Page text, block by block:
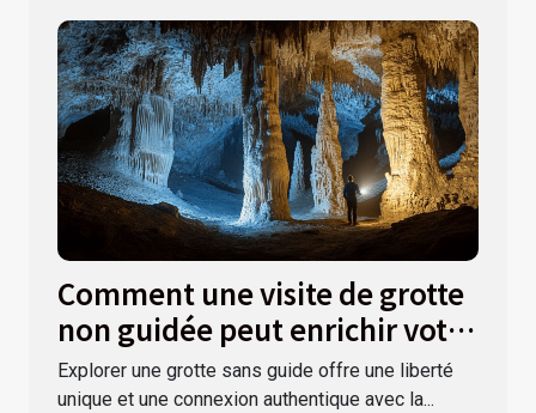
Comment une visite de grotte
non guidée peut enrichir votre
expérience ?
Explorer une grotte sans guide offre une liberté
unique et une connexion authentique avec la...